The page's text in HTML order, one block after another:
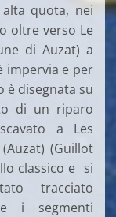
quota, nei
oltre verso Le
di Auzat) a
impervia e per
è disegnata su
di un riparo
a Les
(Guillot
classico e si
tracciato
i segmenti